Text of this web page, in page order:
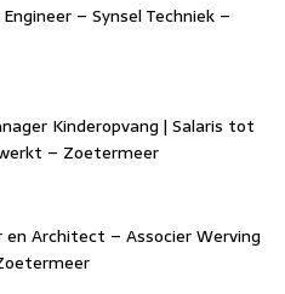
– Synsel Techniek –
Kinderopvang | Salaris tot
– Zoetermeer
en Architect – Associer Werving